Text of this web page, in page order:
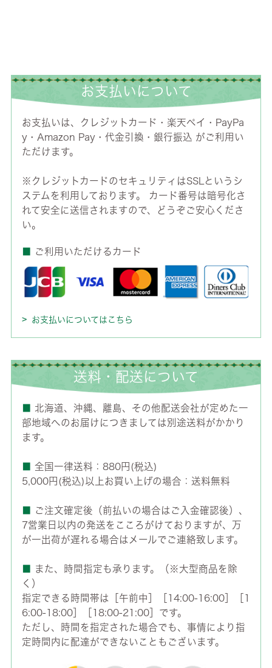
お支払いについて
お支払いは、クレジットカード・楽天ペイ・PayPa
y・Amazon Pay・代金引換・銀行振込 がご利用い
ただけます。
※クレジットカードのセキュリティはSSLというシ
ステムを利用しております。 カード番号は暗号化さ
れて安全に送信されますので、どうぞご安心くださ
い。
ご利用いただけるカード
お支払いについてはこちら
送料・配送について
北海道、沖縄、離島、その他配送会社が定めた一
部地域へのお届けにつきましては別途送料がかかり
ます。
全国一律送料：880円(税込)
5,000円(税込)以上お買い上げの場合：送料無料
ご注文確定後（前払いの場合はご入金確認後）、
7営業日以内の発送をこころがけておりますが、万
が一出荷が遅れる場合はメールでご連絡致します。
また、時間指定も承ります。（※大型商品を除
く）
指定できる時間帯は［午前中］［14:00-16:00］［1
6:00-18:00］［18:00-21:00］です。
ただし、時間を指定された場合でも、事情により指
定時間内に配達ができないこともございます。